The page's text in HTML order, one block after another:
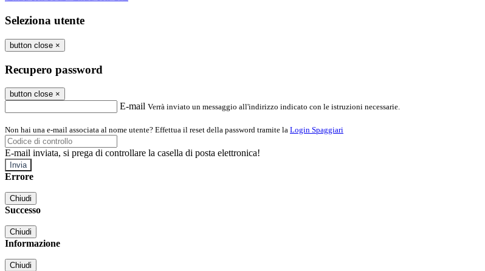
Seleziona utente
button close ×
Recupero password
button close ×
E-mail Verrà inviato un messaggio all'indirizzo indicato con le istruzioni necessarie.
Non hai una e-mail associata al nome utente? Effettua il reset della password tramite la Login Spaggiari
E-mail inviata, si prega di controllare la casella di posta elettronica!
Errore
Chiudi
Successo
Chiudi
Informazione
Chiudi